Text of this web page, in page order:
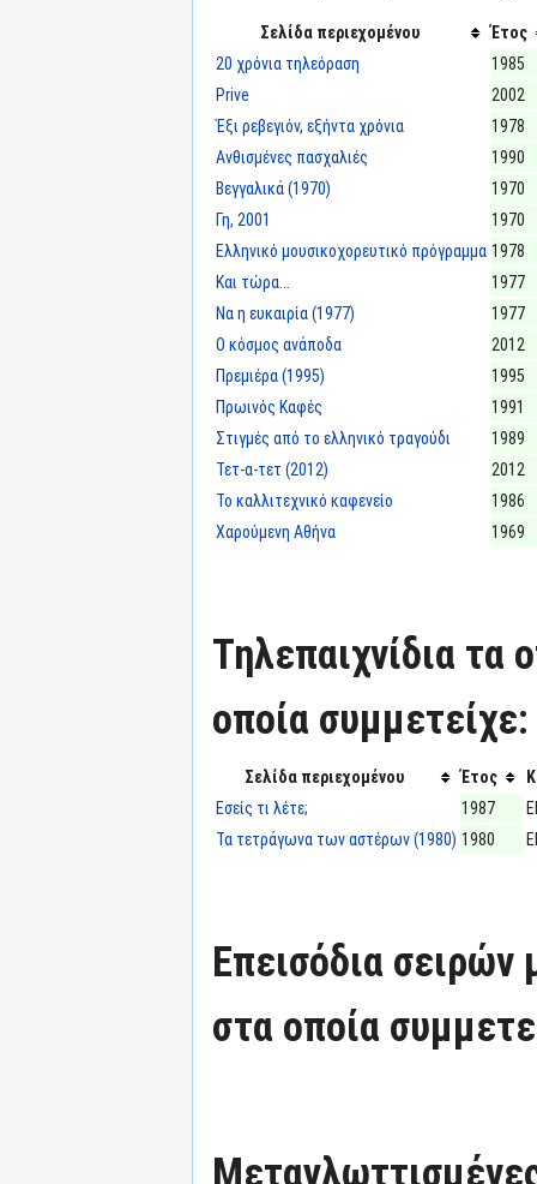
Σελίδα περιεχομένου
Έτος
20 χρόνια τηλεόραση
1985
Prive
2002
Έξι ρεβεγιόν, εξήντα χρόνια
1978
Ανθισμένες πασχαλιές
1990
Βεγγαλικά (1970)
1970
Γη, 2001
1970
Ελληνικό μουσικοχορευτικό πρόγραμμα 1978
Και τώρα...
1977
Να η ευκαιρία (1977)
1977
Ο κόσμος ανάποδα
2012
Πρεμιέρα (1995)
1995
Πρωινός Καφές
1991
Στιγμές από το ελληνικό τραγούδι
1989
Τετ-α-τετ (2012)
2012
Το καλλιτεχνικό καφενείο
1986
Χαρούμενη Αθήνα
1969
Τηλεπαιχνίδια τα
οποία συμμετείχε:
Σελίδα περιεχομένου Έτος
Εσείς τι λέτε;
1987
Τα τετράγωνα των αστέρων (1980) 1980
Επεισόδια
στα οποία